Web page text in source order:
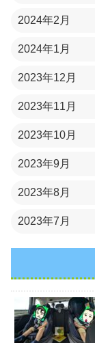
2024年2月
2024年1月
2023年12月
2023年11月
2023年10月
2023年9月
2023年8月
2023年7月